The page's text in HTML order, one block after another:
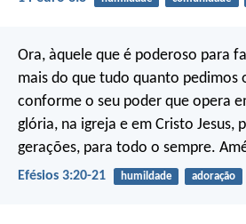
Ora, àquele que é poderoso para
mais do que tudo quanto pedimos
conforme o seu poder que opera
glória, na igreja e em Cristo Jesus,
gerações, para todo o sempre.
Efésios 3:20-21 humildade adoração